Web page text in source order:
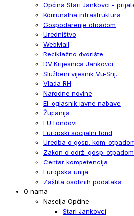
Općina Stari Jankovci -
Komunalna infrastruktura
Gospodarenje otpadom
Uredništvo
WebMail
Reciklažno dvorište
DV Krijesnica Jankovci
Službeni vijesnik Vu-Srij.
Vlada RH
Narodne novine
El. oglasnik javne nabave
Županija
EU Fondovi
Europski socijalni fond
Uredba o gosp. kom.
Zakon o održ. gosp. otpadom
Centar kompetencija
Europska unija
Zaštita osobnih podataka
O nama
Naselja Općine
Stari Jankovci